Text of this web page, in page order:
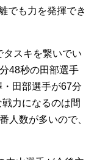
でも力を発揮でき
スキを繋いでい
48秒の田部選手
田部選手が67分
力になるのは間
人数が多いので、